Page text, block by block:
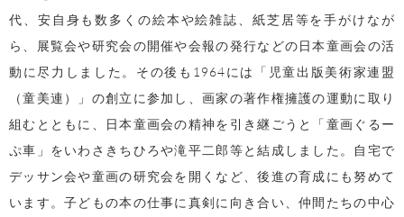
代、安自身も数多くの絵本や絵雑誌、紙芝居等を手がけなが
ら、展覧会や研究会の開催や会報の発行などの日本童画会の活
動に尽力しました。その後も 1964には「児童出版美術家連盟
（童美連）」の創立に参加し、画家の著作権擁護の運動に取り
組むとともに、日本童画会の精神を引き継ごうと「童画ぐるー
ぷ車」をいわさきちひろや滝平二郎等と結成しました。自宅で
デッサン会や童画の研究会を開くなど、後進の育成にも努めて
います。子どもの本の仕事に真剣に向き合い、仲間たちの中心